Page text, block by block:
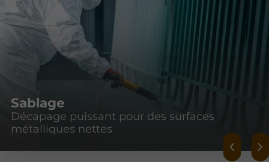
Sablage
Décapage puissant pour des surfaces
métalliques nettes